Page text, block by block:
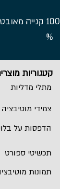
קטגוריות
מתלי מדליות
צמידי מוטיבציה
הדפסות על
תכשיטי ספורט
תמונות
קנייה מאובטחת100
%